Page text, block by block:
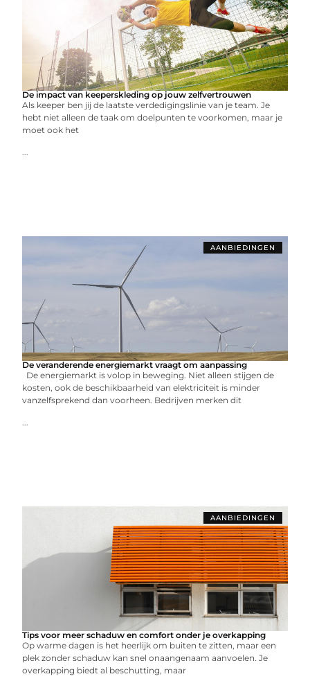
De impact van keeperskleding op jouw zelfvertrouwen
Als keeper ben jij de laatste verdedigingslinie van je team. Je
hebt niet alleen de taak om doelpunten te voorkomen, maar je
moet ook het
...
AANBIEDINGEN
De veranderende energiemarkt vraagt om aanpassing
De energiemarkt is volop in beweging. Niet alleen stijgen de
kosten, ook de beschikbaarheid van elektriciteit is minder
vanzelfsprekend dan voorheen. Bedrijven merken dit
...
AANBIEDINGEN
Tips voor meer schaduw en comfort onder je overkapping
Op warme dagen is het heerlijk om buiten te zitten, maar een
plek zonder schaduw kan snel onaangenaam aanvoelen. Je
overkapping biedt al beschutting, maar